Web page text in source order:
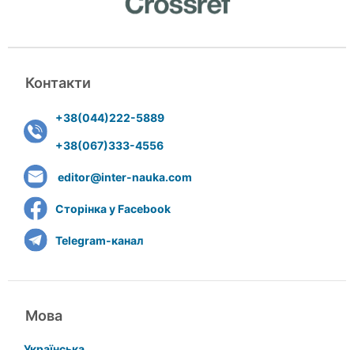
Контакти
+38(044)222-5889
+38(067)333-4556
editor@inter-nauka.com
Сторінка у Facebook
Telegram-канал
Мова